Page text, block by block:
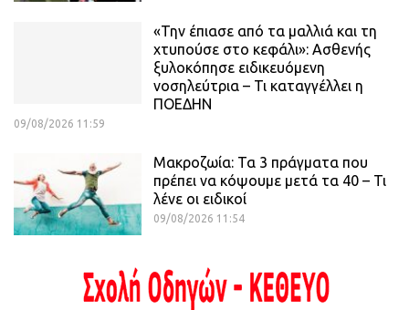
«Την έπιασε από τα μαλλιά και τη
χτυπούσε στο κεφάλι»: Ασθενής
ξυλοκόπησε ειδικευόμενη
νοσηλεύτρια – Τι καταγγέλλει η
ΠΟΕΔΗΝ
09/08/2026 11:59
Μακροζωία: Τα 3 πράγματα που
πρέπει να κόψουμε μετά τα 40 – Τι
λένε οι ειδικοί
09/08/2026 11:54